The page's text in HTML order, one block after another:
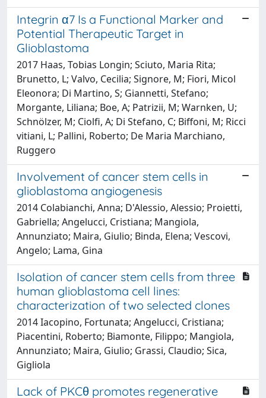
Integrin α7 Is a Functional Marker and
Potential Therapeutic Target in
Glioblastoma
2017 Haas, Tobias Longin; Sciuto, Maria Rita;
Brunetto, L; Valvo, Cecilia; Signore, M; Fiori, Micol
Eleonora; Di Martino, S; Giannetti, Stefano;
Morgante, Liliana; Boe, A; Patrizii, M; Warnken, U;
Schnölzer, M; Ciolfi, A; Di Stefano, C; Biffoni, M; Ricci
vitiani, L; Pallini, Roberto; De Maria Marchiano,
Ruggero
Involvement of cancer stem cells in
glioblastoma angiogenesis
2014 Colabianchi, Anna; D'Alessio, Alessio; Proietti,
Gabriella; Angelucci, Cristiana; Mangiola,
Annunziato; Maira, Giulio; Binda, Elena; Vescovi,
Angelo; Lama, Gina
Isolation of cancer stem cells from three
human glioblastoma cell lines:
characterization of two selected clones
2014 Iacopino, Fortunata; Angelucci, Cristiana;
Piacentini, Roberto; Biamonte, Filippo; Mangiola,
Annunziato; Maira, Giulio; Grassi, Claudio; Sica,
Gigliola
Lack of PKCθ promotes regenerative